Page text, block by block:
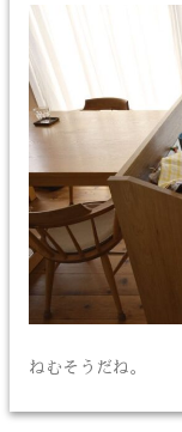
ねむそうだね。